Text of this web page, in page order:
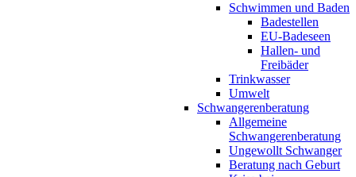
Schwimmen und Baden
Badestellen
EU-Badeseen
Hallen- und
Freibäder
Trinkwasser
Umwelt
Schwangerenberatung
Allgemeine
Schwangerenberatung
Ungewollt Schwanger
Beratung nach Geburt